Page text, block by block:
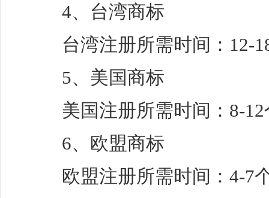
4、台湾商标
台湾注册所需时间：12-
5、美国商标
美国注册所需时间：8-12
6、欧盟商标
欧盟注册所需时间：4-7